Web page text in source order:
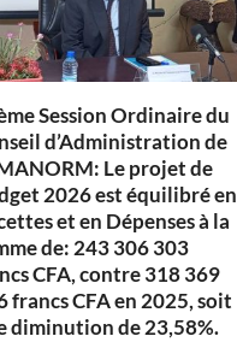
Session Ordinaire du
d’Administration de
Le projet de
2026 est équilibré en
et en Dépenses à la
de: 243 306 303
CFA, contre 318 369
francs CFA en 2025, soit
diminution de 23,58%.